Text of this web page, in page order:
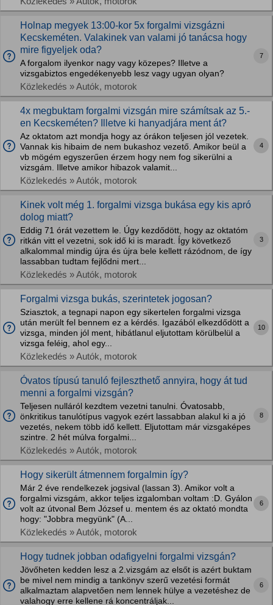
Holnap megyek 13:00-kor 5x forgalmi vizsgázni
Kecskeméten. Valakinek van valami jó tanácsa hogy
mire figyeljek oda?
A forgalom ilyenkor nagy vagy közepes? Illetve a
vizsgabiztos engedékenyebb lesz vagy ugyan olyan?
Közlekedés » Autók, motorok
7
4x megbuktam forgalmi vizsgán mire számítsak az 5.-
en Kecskeméten? Illetve ki hanyadjára ment át?
Az oktatom azt mondja hogy az órákon teljesen jól vezetek.
Vannak kis hibaim de nem bukashoz vezető. Amikor beül a
vb mögém egyszerűen érzem hogy nem fog sikerülni a
vizsgám. Illetve amikor hibazok valamit...
Közlekedés » Autók, motorok
4
Kinek volt még 1. forgalmi vizsga bukása egy kis apró
dolog miatt?
Eddig 71 órát vezettem le. Úgy kezdődött, hogy az oktatóm
ritkán vitt el vezetni, sok idő ki is maradt. Így következő
alkalommal mindig újra és újra bele kellett rázódnom, de így
lassabban tudtam fejlődni mert...
Közlekedés » Autók, motorok
3
Forgalmi vizsga bukás, szerintetek jogosan?
Sziasztok, a tegnapi napon egy sikertelen forgalmi vizsga
után merült fel bennem ez a kérdés. Igazából elkezdődött a
vizsga, minden jól ment, hibátlanul eljutottam körülbelül a
vizsga feléig, ahol egy...
Közlekedés » Autók, motorok
10
Óvatos típusú tanuló fejleszthető annyira, hogy át tud
menni a forgalmi vizsgán?
Teljesen nulláról kezdtem vezetni tanulni. Óvatosabb,
önkritikus tanulótípus vagyok ezért lassabban alakul ki a jó
vezetés, nekem több idő kellett. Eljutottam már vizsgaképes
szintre. 2 hét múlva forgalmi...
Közlekedés » Autók, motorok
8
Hogy sikerült átmennem forgalmin így?
Már 2 éve rendelkezek jogsival (lassan 3). Amikor volt a
forgalmi vizsgám, akkor teljes izgalomban voltam :D. Gyálon
volt az útvonal Bem József u. mentem és az oktató mondta
hogy: "Jobbra megyünk" (A...
Közlekedés » Autók, motorok
6
Hogy tudnek jobban odafigyelni forgalmi vizsgán?
Jövőheten kedden lesz a 2.vizsgám az elsőt is azért buktam
be mivel nem mindig a tankönyv szerű vezetési formát
alkalmaztam alapvetően nem lennek hülye a vezetéshez de
valahogy erre kellene rá koncentráljak...
6